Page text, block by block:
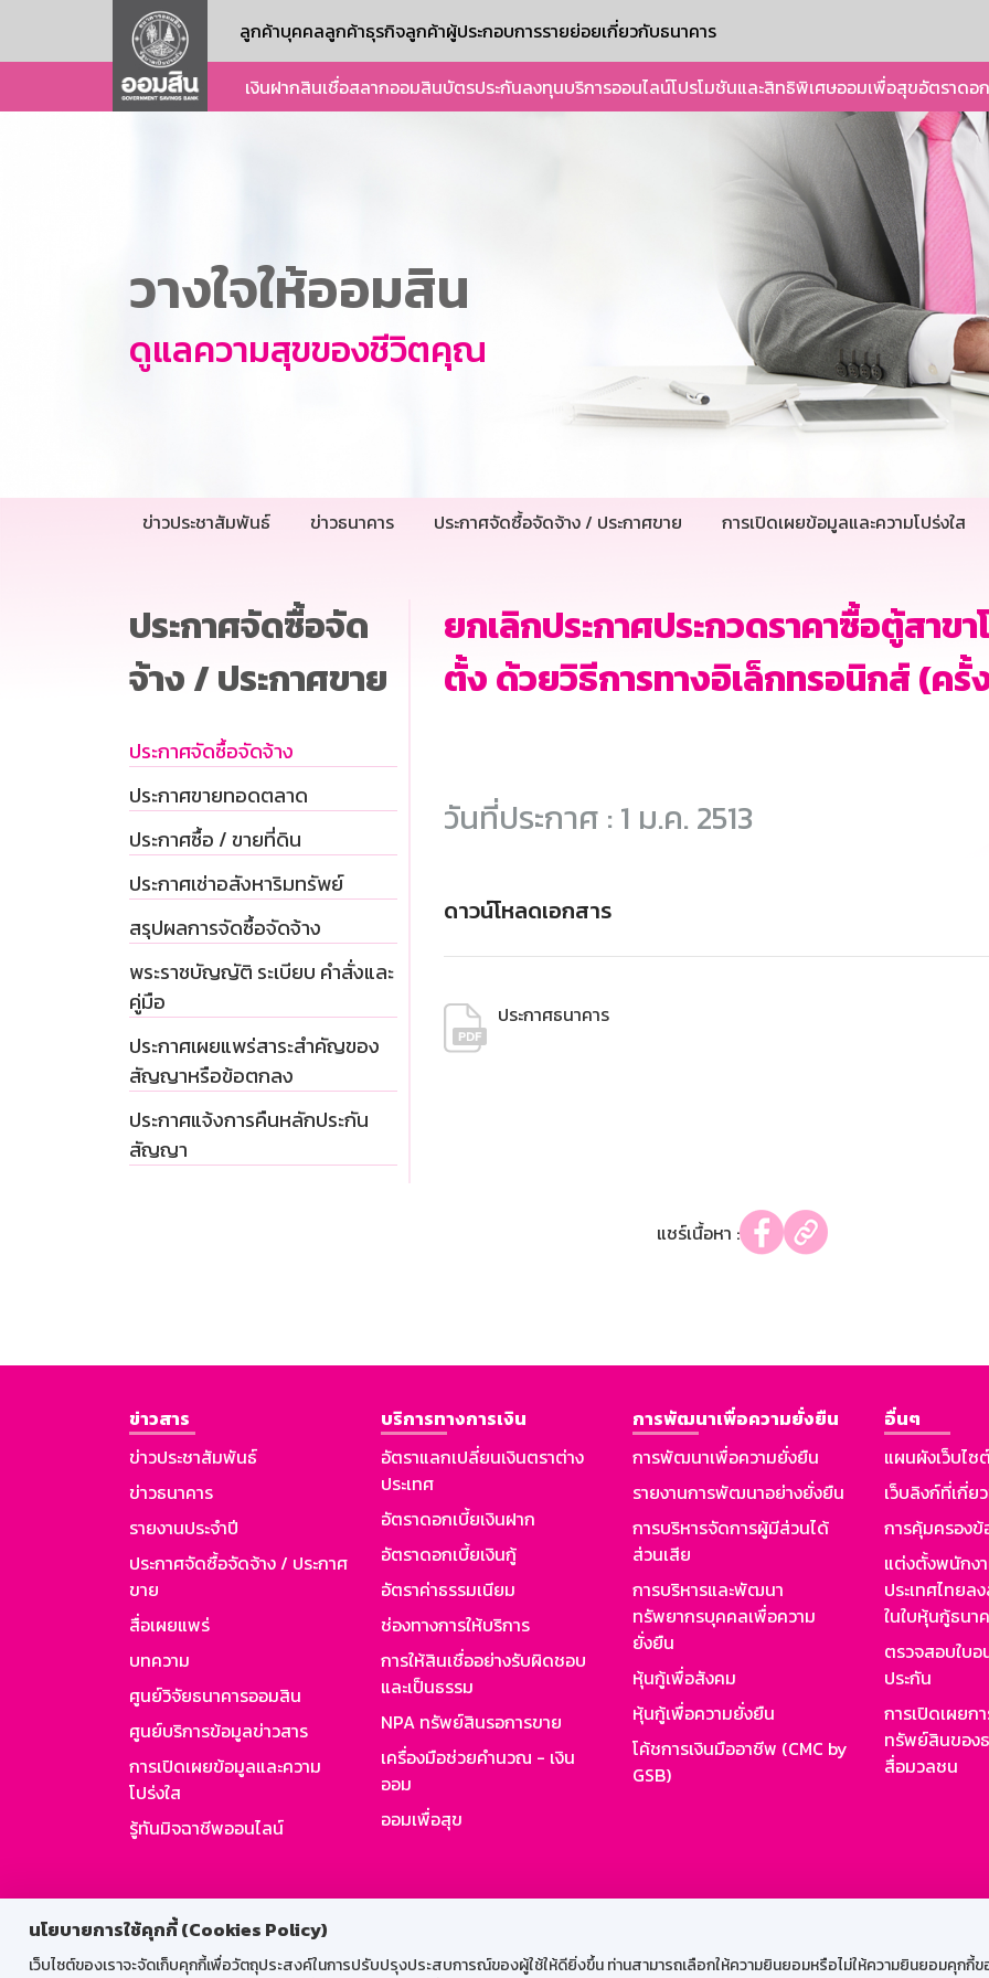
นโยบายการใช้คุกกี้ (Cookies Policy)
เว็บไซต์ของเราจะจัดเก็บคุกกี้เพื่อวัตถุประสงค์ในการปรับปรุงประสบการณ์ของผู้ใช้ให้ดียิ่งขึ้น ท่านสามารถเลือกให้ความยินยอมหรือไม่ให้ความยินยอมคุกกี้ข
ลูกค้าบุคคลลูกค้าธุรกิจลูกค้าผู้ประกอบการรายย่อยเกี่ยวกับธนาคาร
เงินฝากสินเชื่อสลากออมสินบัตรประกันลงทุนบริการออนไลน์โปรโมชันและสิทธิพิเศษออมเพื่อสุขอัตราดอ
วางใจให้ออมสิน
ดูแลความสุขของชีวิตคุณ
ข่าวประชาสัมพันธ์ ข่าวธนาคาร ประกาศจัดซื้อจัดจ้าง / ประกาศขาย การเปิดเผยข้อมูลและความโปร่งใส
ประกาศจัดซื้อจัด
จ้าง / ประกาศขาย
ประกาศจัดซื้อจัดจ้าง
ประกาศขายทอดตลาด
ประกาศซื้อ / ขายที่ดิน
ประกาศเช่าอสังหาริมทรัพย์
สรุปผลการจัดซื้อจัดจ้าง
พระราชบัญญัติ ระเบียบ คำสั่งและ
คู่มือ
ประกาศเผยแพร่สาระสำคัญของ
สัญญาหรือข้อตกลง
ประกาศแจ้งการคืนหลักประกัน
สัญญา
ยกเลิกประกาศประกวดราคาซื้อตู้สา
ตั้ง ด้วยวิธีการทางอิเล็กทรอนิกส์ (ครั้
วันที่ประกาศ : 1 ม.ค. 2513
ดาวน์โหลดเอกสาร
ประกาศธนาคาร
แชร์เนื้อหา :
ข่าวสาร
ข่าวประชาสัมพันธ์
ข่าวธนาคาร
รายงานประจำปี
ประกาศจัดซื้อจัดจ้าง / ประกาศ
ขาย
สื่อเผยแพร่
บทความ
ศูนย์วิจัยธนาคารออมสิน
ศูนย์บริการข้อมูลข่าวสาร
การเปิดเผยข้อมูลและความ
โปร่งใส
รู้ทันมิจฉาชีพออนไลน์
บริการทางการเงิน
อัตราแลกเปลี่ยนเงินตราต่าง
ประเทศ
อัตราดอกเบี้ยเงินฝาก
อัตราดอกเบี้ยเงินกู้
อัตราค่าธรรมเนียม
ช่องทางการให้บริการ
การให้สินเชื่ออย่างรับผิดชอบ
และเป็นธรรม
NPA ทรัพย์สินรอการขาย
เครื่องมือช่วยคำนวณ - เงิน
ออม
ออมเพื่อสุข
การพัฒนาเพื่อความยั่งยืน
การพัฒนาเพื่อความยั่งยืน
รายงานการพัฒนาอย่างยั่งยืน
การบริหารจัดการผู้มีส่วนได้
ส่วนเสีย
การบริหารและพัฒนา
ทรัพยากรบุคคลเพื่อความ
ยั่งยืน
หุ้นกู้เพื่อสังคม
หุ้นกู้เพื่อความยั่งยืน
โค้ชการเงินมืออาชีพ (CMC by
GSB)
อื่นๆ
แผนผังเว็บไซ
เว็บลิงก์ที่เกี่ย
การคุ้มครอง
แต่งตั้งพนักง
ประเทศไทยล
ในใบหุ้นกู้ธนา
ตรวจสอบใบ
ประกัน
การเปิดเผยก
ทรัพย์สินของ
สื่อมวลชน